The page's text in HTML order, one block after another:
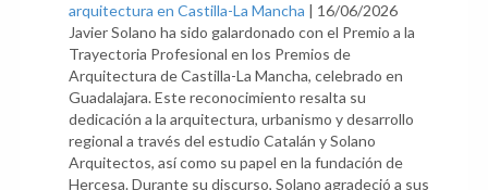
arquitectura en Castilla-La Mancha | 16/06/2026
Javier Solano ha sido galardonado con el Premio a la
Trayectoria Profesional en los Premios de
Arquitectura de Castilla-La Mancha, celebrado en
Guadalajara. Este reconocimiento resalta su
dedicación a la arquitectura, urbanismo y desarrollo
regional a través del estudio Catalán y Solano
Arquitectos, así como su papel en la fundación de
Hercesa. Durante su discurso, Solano agradeció a sus